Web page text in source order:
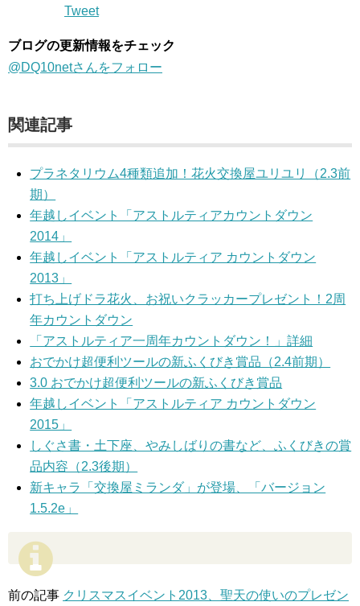
Tweet
ブログの更新情報をチェック
@DQ10netさんをフォロー
関連記事
プラネタリウム4種類追加！花火交換屋ユリユリ（2.3前
期）
年越しイベント「アストルティアカウントダウン
2014」
年越しイベント「アストルティア カウントダウン
2013」
打ち上げドラ花火、お祝いクラッカープレゼント！2周
年カウントダウン
「アストルティア一周年カウントダウン！」詳細
おでかけ超便利ツールの新ふくびき賞品（2.4前期）
3.0 おでかけ超便利ツールの新ふくびき賞品
年越しイベント「アストルティア カウントダウン
2015」
しぐさ書・土下座、やみしばりの書など、ふくびきの賞
品内容（2.3後期）
新キャラ「交換屋ミランダ」が登場、「バージョン
1.5.2e」
前の記事 クリスマスイベント2013、聖天の使いのプレゼン